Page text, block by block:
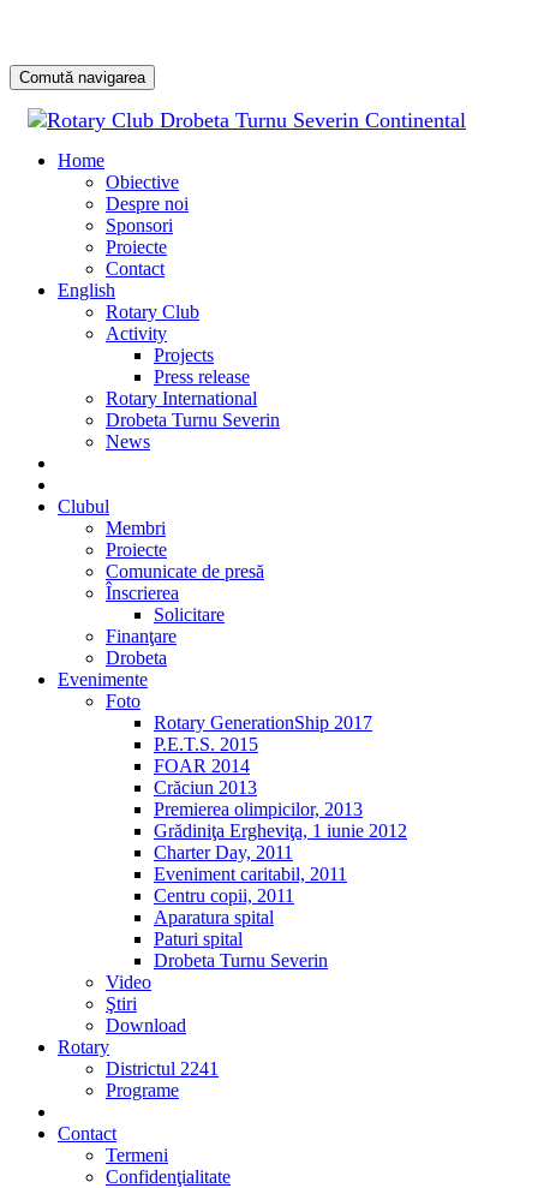
Comută navigarea
Home
Obiective
Despre noi
Sponsori
Proiecte
Contact
English
Rotary Club
Activity
Projects
Press release
Rotary International
Drobeta Turnu Severin
News
Clubul
Membri
Proiecte
Comunicate de presă
Înscrierea
Solicitare
Finanţare
Drobeta
Evenimente
Foto
Rotary GenerationShip 2017
P.E.T.S. 2015
FOAR 2014
Crăciun 2013
Premierea olimpicilor, 2013
Grădiniţa Ergheviţa, 1 iunie 2012
Charter Day, 2011
Eveniment caritabil, 2011
Centru copii, 2011
Aparatura spital
Paturi spital
Drobeta Turnu Severin
Video
Ştiri
Download
Rotary
Districtul 2241
Programe
Contact
Termeni
Confidenţialitate